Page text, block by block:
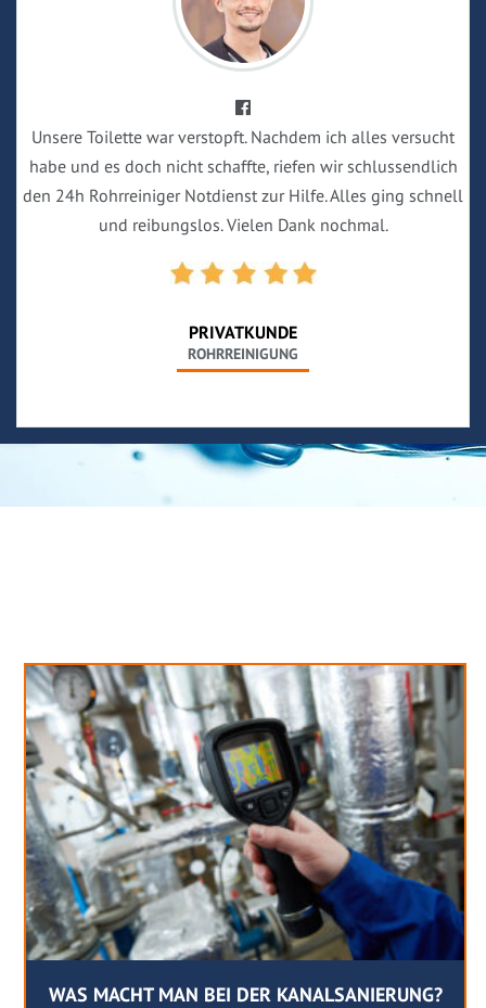
Unsere Toilette war verstopft. Nachdem ich alles versucht
habe und es doch nicht schaffte, riefen wir schlussendlich
den 24h Rohrreiniger Notdienst zur Hilfe. Alles ging schnell
und reibungslos. Vielen Dank nochmal.
PRIVATKUNDE
ROHRREINIGUNG
WAS MACHT MAN BEI DER KANALSANIERUNG?